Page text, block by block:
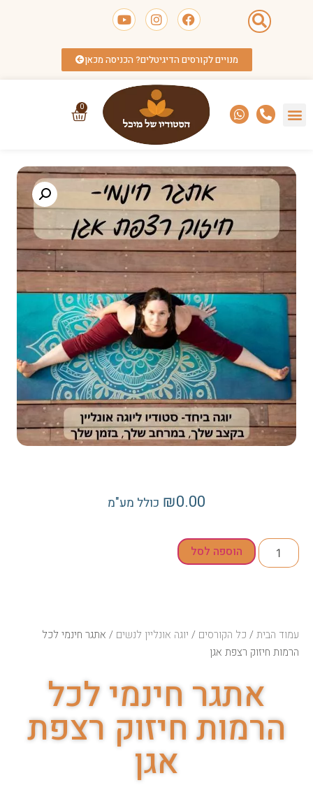
מנויים לקורסים הדיגיטלים? הכניסה מכאן
0
עמוד הבית/ כל הקורסים / יוגה אונליין לנשים / אתגר חינמי לכל
הרמות חיזוק רצפת אגן
אתגר חינמי לכל
הרמות חיזוק רצפת
אגן
₪0.00 כולל מע"מ
הוספה לסל